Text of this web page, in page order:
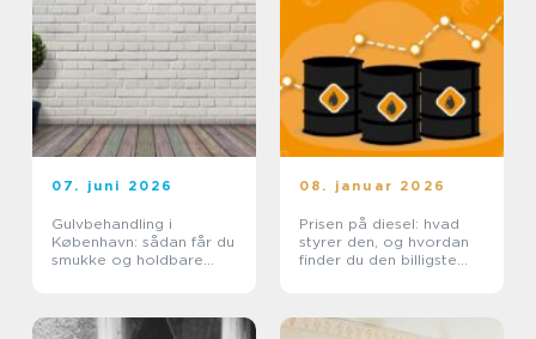
07. juni 2026
Gulvbehandling i
København: sådan får du
smukke og holdbare
08. januar 2026
Prisen på diesel: hvad
styrer den, og hvordan
finder du den billigste